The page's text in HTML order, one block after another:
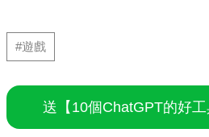
#遊戲
送【10個ChatGPT的好